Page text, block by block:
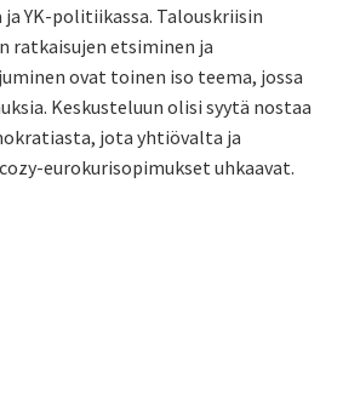
ja YK-politiikassa. Talouskriisin
ratkaisujen etsiminen ja
ovat toinen iso teema, jossa
Keskusteluun olisi syytä nostaa
jota yhtiövalta ja
eurokurisopimukset uhkaavat.